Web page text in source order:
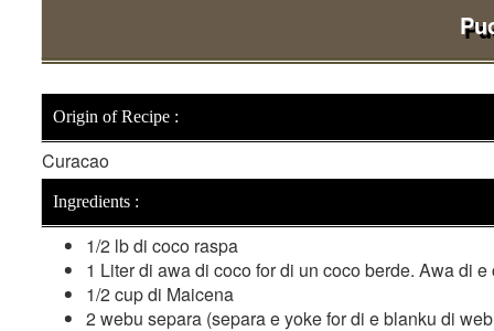
Origin of Recipe :
Curacao
Ingredients :
1/2 lb di coco raspa
1 Liter di awa di coco for di un coco berde. Awa di
1/2 cup di Maicena
2 webu separa (separa e yoke for di e blanku di